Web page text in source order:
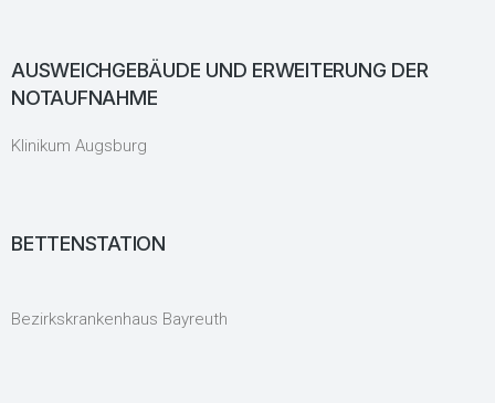
AUSWEICHGEBÄUDE UND ERWEITERUNG DER
NOTAUFNAHME
Klinikum Augsburg
BETTENSTATION
Bezirkskrankenhaus Bayreuth